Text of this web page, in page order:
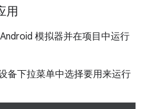
用
模拟器并在项目中运行
备下拉菜单中选择要用来运行